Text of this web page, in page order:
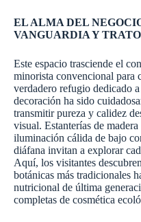
EL ALMA DEL
VANGUARDIA Y
Este espacio trasciende el
minorista convencional para
verdadero refugio dedicado
decoración ha sido
transmitir pureza y calidez
visual. Estanterías de
iluminación cálida de bajo
diáfana invitan a explorar
Aquí, los visitantes
botánicas más tradicionales
nutricional de última
completas de cosmética